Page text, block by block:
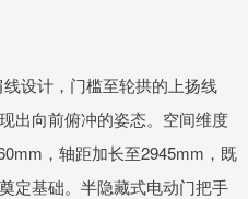
设计，门槛至轮拱的上扬线
出向前俯冲的姿态。空间维度
，轴距加长至2945mm，既
定基础。半隐藏式电动门把手